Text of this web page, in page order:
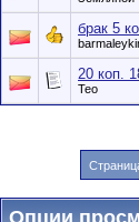
брак 5
20 коп.
Тео
Опции